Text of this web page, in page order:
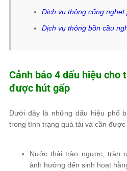
Dịch vụ thông cống nghẹt
Dịch vụ thông bồn cầu
Cảnh báo 4 dấu hiệu cho
được hút gấp
Dưới đây là những dấu hiệu phổ
trong tình trạng quá tải và cần
Nước thải trào ngược, tràn
ảnh hưởng đến sinh hoạt